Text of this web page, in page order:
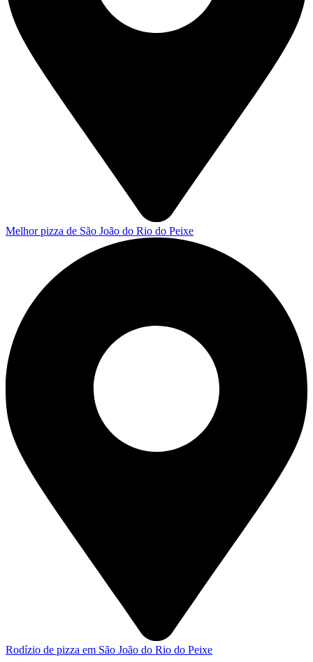
Melhor pizza de São João do Rio do Peixe
Rodízio de pizza em São João do Rio do Peixe